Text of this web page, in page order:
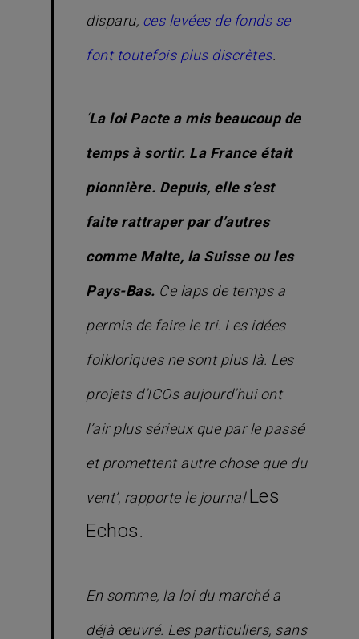
disparu, ces levées de fonds se
font toutefois plus discrètes.
‘La loi Pacte a mis beaucoup de
temps à sortir. La France était
pionnière. Depuis, elle s’est
faite rattraper par d’autres
comme Malte, la Suisse ou les
Pays-Bas. Ce laps de temps a
permis de faire le tri. Les idées
folkloriques ne sont plus là. Les
projets d’ICOs aujourd’hui ont
l’air plus sérieux que par le passé
et promettent autre chose que du
vent’, rapporte le journalLes
Echos .
En somme, la loi du marché a
déjà œuvré. Les particuliers, sans